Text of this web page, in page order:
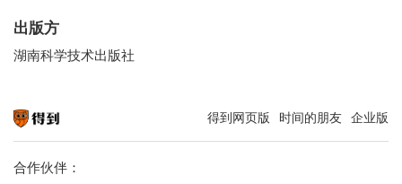
出版方
湖南科学技术出版社
得到网页版 时间的朋友 企业版
合作伙伴：